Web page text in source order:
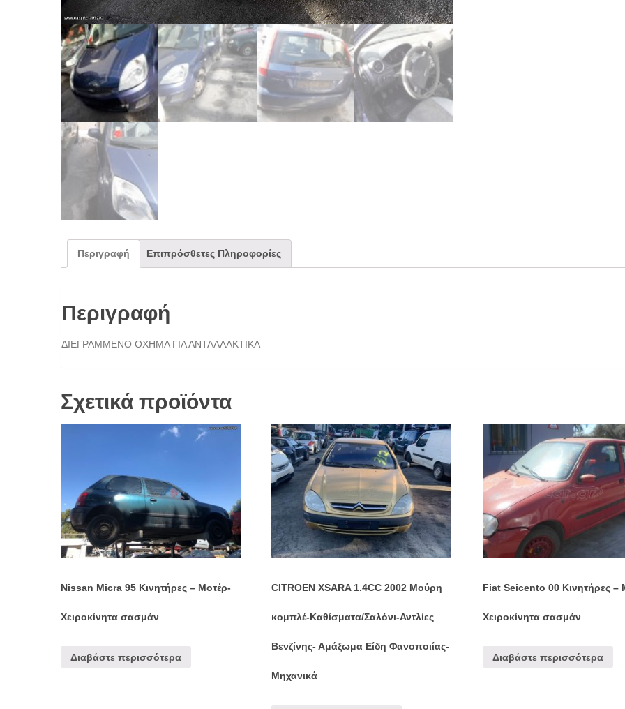
Περιγραφή Επιπρόσθετες Πληροφορίες
Περιγραφή
ΔΙΕΓΡΑΜΜΕΝΟ ΟΧΗΜΑ ΓΙΑ ΑΝΤΑΛΛΑΚΤΙΚΑ
Σχετικά προϊόντα
Nissan Micra 95 Κινητήρες – Μοτέρ-
Χειροκίνητα σασμάν
Διαβάστε περισσότερα
CITROEN XSARA 1.4CC 2002 Μούρη
κομπλέ-Καθίσματα/Σαλόνι-Αντλίες
Βενζίνης- Αμάξωμα Είδη Φανοποιίας-
Μηχανικά
Fiat Seicento 00 Κινητήρες –
Χειροκίνητα σασμάν
Διαβάστε περισσότερα